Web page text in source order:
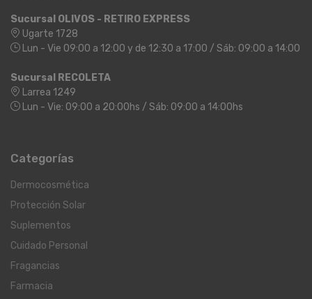
Sucursal OLIVOS - RETIRO EXPRESS
Ugarte 1728
Lun - Vie 09:00 a 12:00 y de 12:30 a 17:00 / Sáb: 09:00 a 14:00
Sucursal RECOLETA
Larrea 1249
Lun - Vie: 09:00 a 20:00hs / Sáb: 09:00 a 14:00hs
Categorías
Dermocosmética
Protección Solar
Suplementos
Cuidado Personal
Fragancias
Farmacia